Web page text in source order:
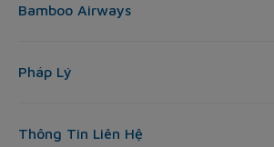
Bamboo Airways
Pháp Lý
Thông Tin Liên Hệ